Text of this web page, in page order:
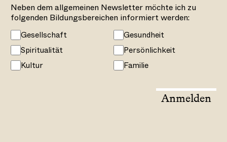
Neben dem allgemeinen Newsletter möchte ich zu
folgenden Bildungsbereichen informiert werden:
Gesellschaft
Gesundheit
Spiritualität
Persönlichkeit
Kultur
Familie
Anmelden